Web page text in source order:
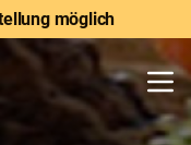
möglich